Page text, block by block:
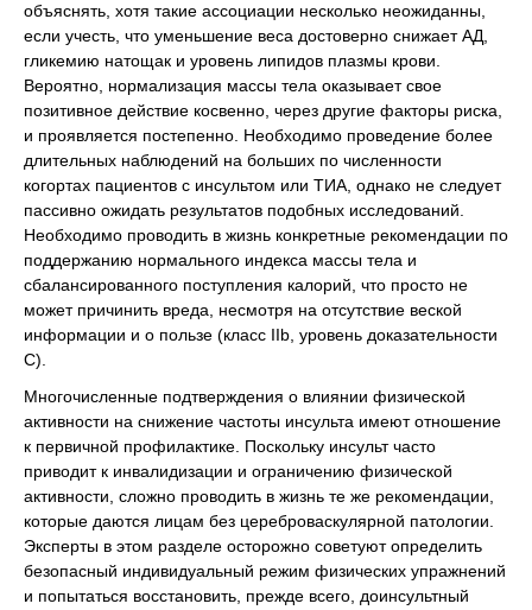
объяснять, хотя такие ассоциации несколько неожиданны,
если учесть, что уменьшение веса достоверно снижает АД,
гликемию натощак и уровень липидов плазмы крови.
Вероятно, нормализация массы тела оказывает свое
позитивное действие косвенно, через другие факторы риска,
и проявляется постепенно. Необходимо проведение более
длительных наблюдений на больших по численности
когортах пациентов с инсультом или ТИА, однако не следует
пассивно ожидать результатов подобных исследований.
Необходимо проводить в жизнь конкретные рекомендации по
поддержанию нормального индекса массы тела и
сбалансированного поступления калорий, что просто не
может причинить вреда, несмотря на отсутствие веской
информации и о пользе (класс IIb, уровень доказательности
C).
Многочисленные подтверждения о влиянии физической
активности на снижение частоты инсульта имеют отношение
к первичной профилактике. Поскольку инсульт часто
приводит к инвалидизации и ограничению физической
активности, сложно проводить в жизнь те же рекомендации,
которые даются лицам без цереброваскулярной патологии.
Эксперты в этом разделе осторожно советуют определить
безопасный индивидуальный режим физических упражнений
и попытаться восстановить, прежде всего, доинсультный